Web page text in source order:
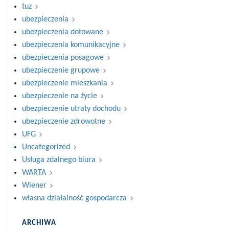
tuz
ubezpieczenia
ubezpieczenia dotowane
ubezpieczenia komunikacyjne
ubezpieczenia posagowe
ubezpieczenie grupowe
ubezpieczenie mieszkania
ubezpieczenie na życie
ubezpieczenie utraty dochodu
ubezpieczenie zdrowotne
UFG
Uncategorized
Usługa zdalnego biura
WARTA
Wiener
własna działalność gospodarcza
ARCHIWA